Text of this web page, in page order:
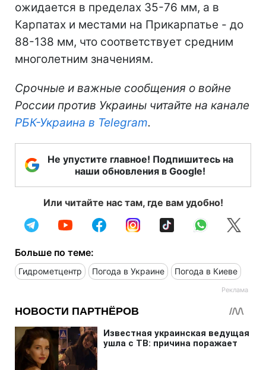
ожидается в пределах 35-76 мм, а в
Карпатах и местами на Прикарпатье - до
88-138 мм, что соответствует средним
многолетним значениям.
Срочные и важные сообщения о войне
России против Украины читайте на канале
РБК-Украина в Telegram.
Не упустите главное! Подпишитесь на
наши обновления в Google!
Или читайте нас там, где вам удобно!
Больше по теме:
Гидрометцентр Погода в Украине Погода в Киеве